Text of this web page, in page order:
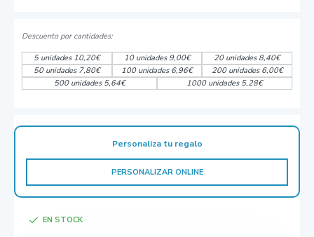
5 unidades 10,20€ 10 unidades 9,00€
20 unidades 8,40€
50 unidades 7,80€
100 unidades 6,96€
200 unidades 6,00€
500 unidades 5,64€
1000 unidades 5,28€
EN STOCK
Personaliza tu regalo
PERSONALIZAR ONLINE